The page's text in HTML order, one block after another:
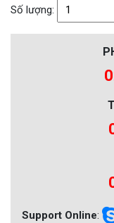
Số lượng:
Support Online: